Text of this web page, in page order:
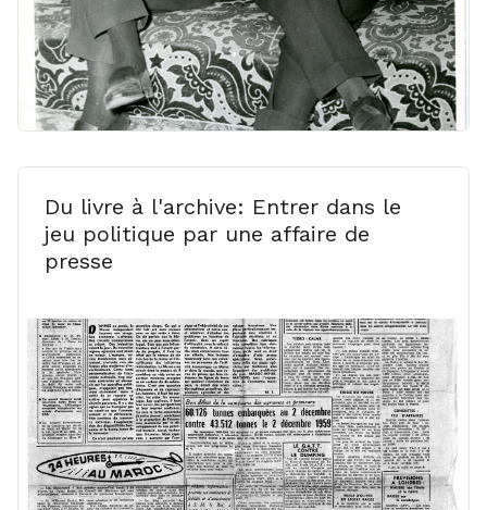
Du livre à l'archive: Entrer dans le
jeu politique par une affaire de
presse